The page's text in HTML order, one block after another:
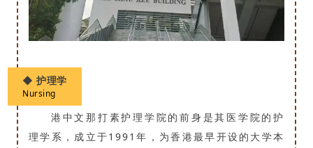
◆ 护理学
Nursing
港中文那打素护理学院的前身是其医学院的护
理学系，成立于1991年，为香港最早开设的大学本